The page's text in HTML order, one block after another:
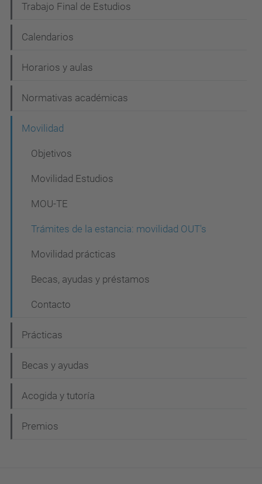
Trabajo Final de Estudios
Calendarios
Horarios y aulas
Normativas académicas
Movilidad
Objetivos
Movilidad Estudios
MOU-TE
Trámites de la estancia: movilidad OUT's
Movilidad prácticas
Becas, ayudas y préstamos
Contacto
Prácticas
Becas y ayudas
Acogida y tutoría
Premios